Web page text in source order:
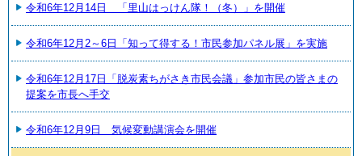
令和6年12月14日 「里山はっけん隊！（冬）」を開催
令和6年12月2～6日「知って得する！市民参加パネル展」を実施
令和6年12月17日「脱炭素ちがさき市民会議」参加市民の皆さまの
提案を市長へ手交
令和6年12月9日 気候変動講演会を開催